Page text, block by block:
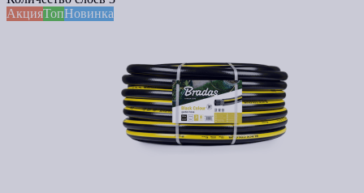
АкцияТопНовинка